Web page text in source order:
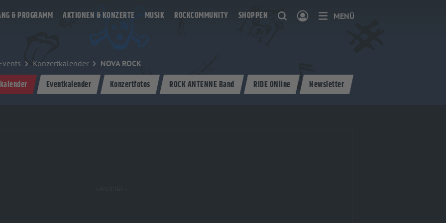
& PROGRAMM AKTIONEN & KONZERTE MUSIK ROCKCOMMUNITY SHOPPEN MENÜ
Konzertkalender NOVA ROCK
Eventkalender Konzertfotos ROCK ANTENNE Band RIDE ONline Newsletter